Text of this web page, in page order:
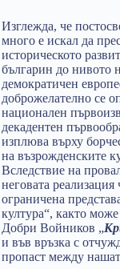
Изглежда, че
много е искал да
историческото
българин до нивото
демократичен
доброжелателно се
национален
декадентен
изплюва върху
на възрожденските
Вследствие на
неговата реализация
ограничена
култура“, както
Добри Войников „
и във връзка с
пропаст между